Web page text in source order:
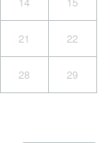
21 22
28 29